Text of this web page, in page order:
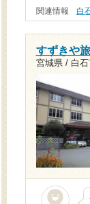
関連情報 白
すずきや
宮城県 / 白